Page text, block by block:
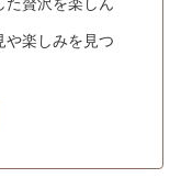
た贅沢を楽しん
や楽しみを見つ